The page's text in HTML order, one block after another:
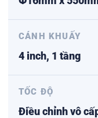
CÁNH KHUẤY
4 inch, 1 tầng
TỐC ĐỘ
Điều chỉnh vô